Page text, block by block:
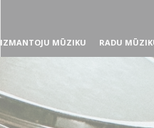
IZMANTOJU MŪZIKU RADU